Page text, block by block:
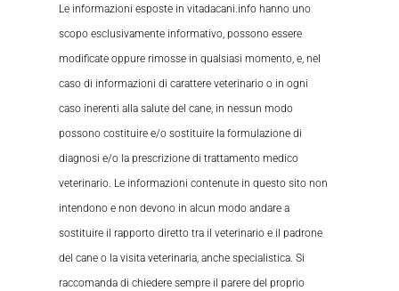
Le informazioni esposte in vitadacani.info hanno uno
scopo esclusivamente informativo, possono essere
modificate oppure rimosse in qualsiasi momento, e, nel
caso di informazioni di carattere veterinario o in ogni
caso inerenti alla salute del cane, in nessun modo
possono costituire e/o sostituire la formulazione di
diagnosi e/o la prescrizione di trattamento medico
veterinario. Le informazioni contenute in questo sito non
intendono e non devono in alcun modo andare a
sostituire il rapporto diretto tra il veterinario e il padrone
del cane o la visita veterinaria, anche specialistica. Si
raccomanda di chiedere sempre il parere del proprio